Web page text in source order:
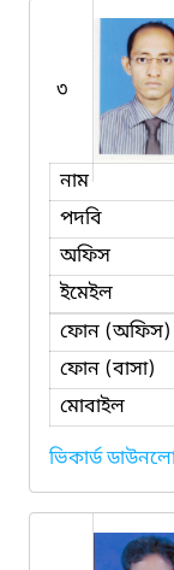
৩
নাম
পদবি
অফিস
ইমেইল
ফোন (অফিস)
ফোন (বাসা)
মোবাইল
ভিকার্ড